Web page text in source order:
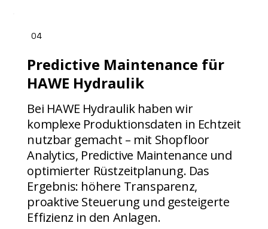
04
Predictive Maintenance für
HAWE Hydraulik
Bei HAWE Hydraulik haben wir
komplexe Produktionsdaten in Echtzeit
nutzbar gemacht – mit Shopfloor
Analytics, Predictive Maintenance und
optimierter Rüstzeitplanung. Das
Ergebnis: höhere Transparenz,
proaktive Steuerung und gesteigerte
Effizienz in den Anlagen.